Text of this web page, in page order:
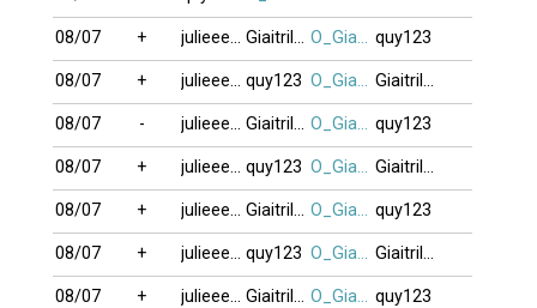
Cách dùng
Hỏi đáp
Người giàu nhất
TRÒ CHƠI
DIỄN ĐÀN
CỜ TƯỚNG
08/07 + julieeeb0o Giaitrilavui O_GiaBuiDoi quy123
08/07 + julieeeb0o quy123 O_GiaBuiDoi Giaitrilavui
08/07 - julieeeb0o Giaitrilavui O_GiaBuiDoi quy123
08/07 + julieeeb0o quy123 O_GiaBuiDoi Giaitrilavui
08/07 + julieeeb0o Giaitrilavui O_GiaBuiDoi quy123
08/07 + julieeeb0o quy123 O_GiaBuiDoi Giaitrilavui
08/07 + julieeeb0o Giaitrilavui O_GiaBuiDoi quy123